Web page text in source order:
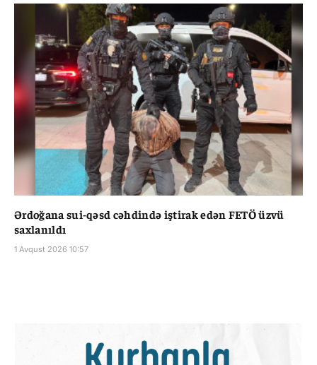
Ərdoğana sui-qəsd cəhdində iştirak edən FETÖ üzvü
saxlanıldı
1 Avqust 2026 10:57